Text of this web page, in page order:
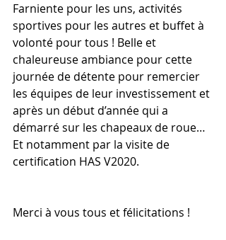
Farniente pour les uns, activités
sportives pour les autres et buffet à
volonté pour tous ! Belle et
chaleureuse ambiance pour cette
journée de détente pour remercier
les équipes de leur investissement et
après un début d’année qui a
démarré sur les chapeaux de roue…
Et notamment par la visite de
certification HAS V2020.
Merci à vous tous et félicitations !